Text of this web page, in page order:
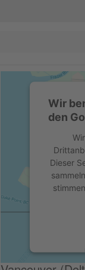
Wir
den
Dieser